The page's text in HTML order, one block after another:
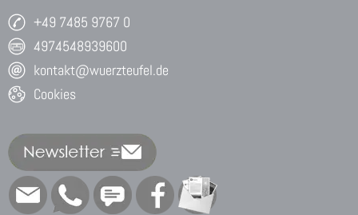
+49 7485 9767 0
4974548939600
kontakt@wuerzteufel.de
Cookies